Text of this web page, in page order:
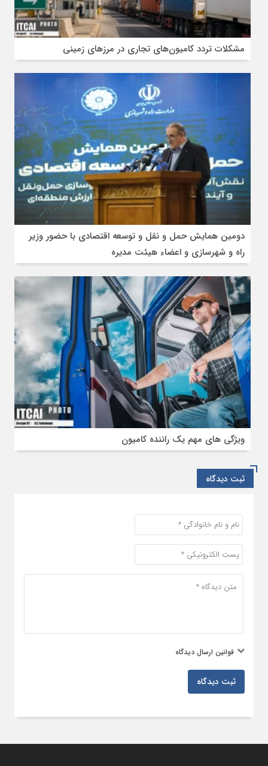
مشکلات تردد کامیون‌های تجاری در مرز‌های زمینی
دومین همایش حمل و نقل و توسعه اقتصادی با حضور وزیر
راه و شهرسازی و اعضاء هیئت مدیره
ویژگی‌ های مهم یک راننده کامیون
ثبت دیدگاه
قوانین ارسال دیدگاه
ثبت دیدگاه